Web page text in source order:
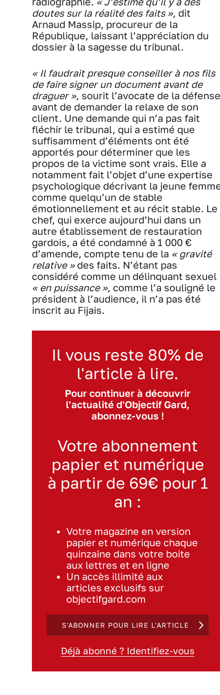
doutes sur la réalité des faits », dit
Arnaud Massip, procureur de la
République, laissant l’appréciation du
dossier à la sagesse du tribunal.
« Il faudrait presque conseiller à nos fils
de faire signer un document avant de
draguer », sourit l’avocate de la défense
avant de demander la relaxe de son
client. Une demande qui n’a pas fait
fléchir le tribunal, qui a estimé que
suffisamment d’éléments ont été
apportés pour déterminer que les
propos de la victime sont vrais. Elle a
notamment fait l’objet d’une expertise
psychologique décrivant la jeune
comme quelqu’un de stable
émotionnellement et au récit stable. Le
chef, qui exerce aujourd’hui dans un
autre établissement de restauration
gardois, a été condamné à 1 000 €
d’amende, compte tenu de la « gravité
relative » des faits. N’étant pas
considéré comme un délinquant sexuel
« en puissance », comme l’a souligné le
président à l’audience, il n’a pas été
inscrit au Fijais.
Il vous reste 80% de
l'article à lire.
Pour continuer à découvrir
l'actualité d'Objectif Gard,
abonnez-vous !
Votre abonnement
papier et numérique
à partir de 69€ pour 1
an :
Votre magazine en version
papier et numérique chaque
quinzaine dans votre boite
aux lettres et en ligne
Un accès illimité aux
articles exclusifs sur
objectifgard.com
S'ABONNER POUR LIRE L'ARTICLE
Déjà abonné ? Identifiez-vous